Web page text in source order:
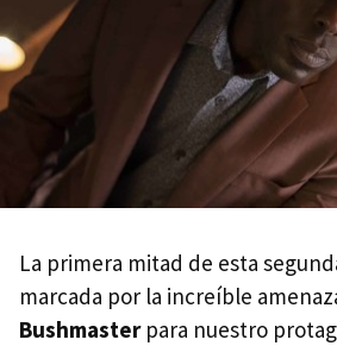
La primera mitad de esta
marcada por la increíble
Bushmasterpara nuestro